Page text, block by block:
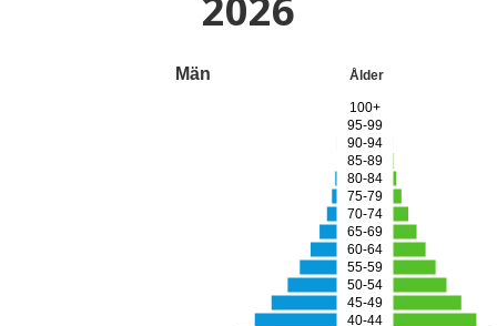
Män Ålder
40-44
45-49
50-54
55-59
60-64
65-69
70-74
75-79
80-84
85-89
90-94
95-99
100+